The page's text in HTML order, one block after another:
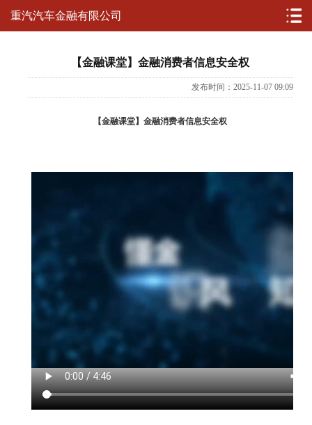
重汽汽车金融有限公司
【金融课堂】金融消费者信息安全权
发布时间：2025-11-07 09:09
【金融课堂】金融消费者信息安全权